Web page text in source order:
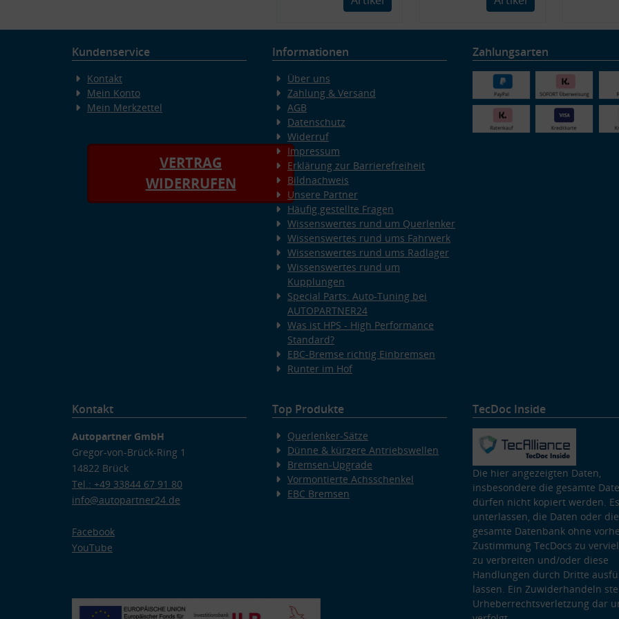
Kundenservice
Kontakt
Mein Konto
Mein Merkzettel
VERTRAG
WIDERRUFEN
Informationen
Über uns
Zahlung & Versand
AGB
Datenschutz
Widerruf
Impressum
Erklärung zur Barrierefreiheit
Bildnachweis
Unsere Partner
Häufig gestellte Fragen
Wissenswertes rund um Querlenker
Wissenswertes rund ums Fahrwerk
Wissenswertes rund ums Radlager
Wissenswertes rund um
Kupplungen
Special Parts: Auto-Tuning bei
AUTOPARTNER24
Was ist HPS - High Performance
Standard?
EBC-Bremse richtig Einbremsen
Runter im Hof
Zahlungsarten
Kontakt
Autopartner GmbH
Gregor-von-Brück-Ring 1
14822 Brück
Tel.: +49 33844 67 91 80
info@autopartner24.de
Facebook
YouTube
Top Produkte
Querlenker-Sätze
Dünne & kürzere Antriebswellen
Bremsen-Upgrade
Vormontierte Achsschenkel
EBC Bremsen
TecDoc Inside
Die hier angezeigten Daten,
insbesondere die gesamte
dürfen nicht kopiert werden.
unterlassen, die Daten oder die
gesamte Datenbank ohne
Zustimmung TecDocs zu
zu verbreiten und/oder diese
Handlungen durch Dritte
lassen. Ein Zuwiderhandeln
Urheberrechtsverletzung dar